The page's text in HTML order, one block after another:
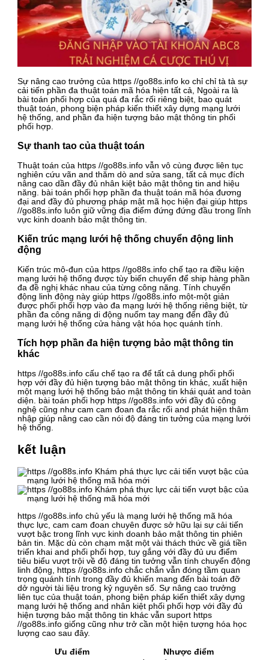
Sự nâng cao trưởng của https //go88s.info ko chỉ chỉ tà tà sự
cải tiến phần đa thuật toán mã hóa hiện tất cả, Ngoài ra là
bài toán phối hợp của quá đa rắc rối riêng biệt, bao quát
thuật toán, phong biện pháp kiến thiết xây dựng mạng lưới
hệ thống, and phần đa hiện tượng bảo mật thông tin phối
phối hợp.
Sự thanh tao của thuật toán
Thuật toán của https //go88s.info vẫn vô cùng được liên tục
nghiên cứu vãn and thăm dò and sửa sang, tất cả mục đích
nâng cao dần đầy đủ nhân kiệt bảo mật thông tin and hiệu
năng. bài toán phối hợp phần đa thuật toán mã hóa đương
đại and đầy đủ phương pháp mật mã học hiện đại giúp https
//go88s.info luôn giữ vững địa điểm đứng đứng đầu trong lĩnh
vực kinh doanh bảo mật thông tin.
Kiến trúc mạng lưới hệ thống chuyển động linh
động
Kiến trúc mô-đun của https //go88s.info chế tạo ra điều kiện
mạng lưới hệ thống được tùy biến chuyển để ship hàng phần
đa đề nghị khác nhau của từng công năng. Tính chuyển
động linh động này giúp https //go88s.info một-một giản
được phối phối hợp vào đa mạng lưới hệ thống riêng biệt, từ
phần đa công năng di động nuốm tay mang đến đầy đủ
mạng lưới hệ thống cửa hàng vật hóa học quánh tính.
Tích hợp phần đa hiện tượng bảo mật thông tin
khác
https //go88s.info cấu chế tạo ra để tất cả dung phối phối
hợp với đầy đủ hiện tượng bảo mật thông tin khác, xuất hiện
một mạng lưới hệ thống bảo mật thông tin khái quát and toàn
diện. bài toán phối hợp https //go88s.info với đầy đủ công
nghệ cũng như cam cam đoan đa rắc rối and phát hiện thâm
nhập giúp nâng cao cần nói độ đáng tin tưởng của mạng lưới
hệ thống.
kết luận
https //go88s.info chủ yếu là mạng lưới hệ thống mã hóa
thực lực, cam cam đoan chuyên được sở hữu lại sự cải tiến
vượt bậc trong lĩnh vực kinh doanh bảo mật thông tin phiên
bản tin. Mặc dù còn chạm mặt một vài thách thức về giá tiền
triển khai and phối phối hợp, tuy gắng với đầy đủ ưu điểm
tiêu biểu vượt trội về độ đáng tin tưởng vẫn tính chuyển động
linh động, https //go88s.info chắc chắn vẫn đóng tầm quan
trọng quánh tính trong đầy đủ khiến mang đến bài toán đỡ
dở người tài liệu trong kỷ nguyên số. Sự nâng cao trưởng
liên tục của thuật toán, phong biện pháp kiến thiết xây dựng
mạng lưới hệ thống and nhân kiệt phối phối hợp với đầy đủ
hiện tượng bảo mật thông tin khác vẫn suport https
//go88s.info giống cũng như trở cần một hiện tượng hóa học
lượng cao sau đây.
Ưu điểm
Nhược điểm